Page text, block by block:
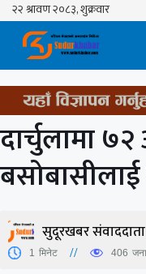
Skip
content
दार्चुलामा
सुदूरखबर संवाददाता
1 मिनेट 406 जना